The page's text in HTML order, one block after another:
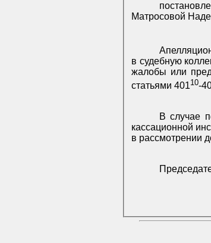
Матросовой
в судебную
жалобы или
статьями 40110-
В случае
кассационной
в рассмотрении